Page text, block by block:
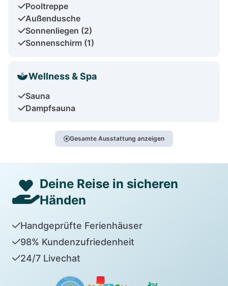
Pooltreppe
Außendusche
Sonnenliegen (2)
Sonnenschirm (1)
Wellness & Spa
Sauna
Dampfsauna
Gesamte Ausstattung anzeigen
Deine Reise in sicheren
Händen
Handgeprüfte Ferienhäuser
98% Kundenzufriedenheit
24/7 Livechat